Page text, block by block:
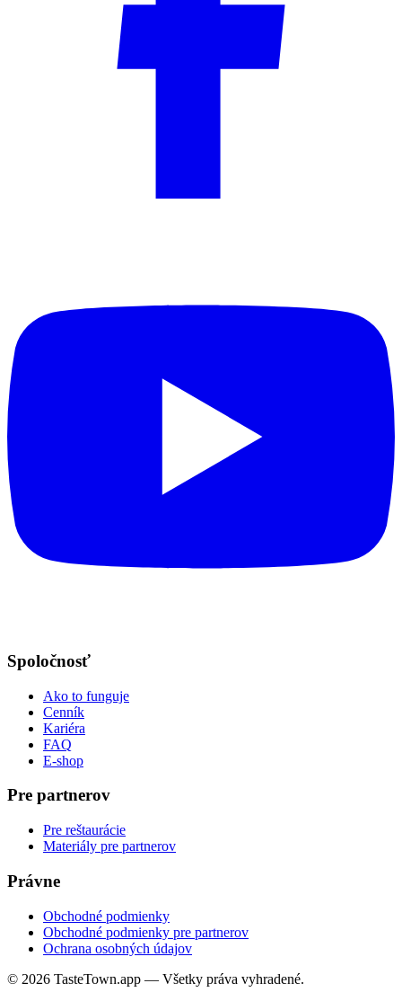
Spoločnosť
Ako to funguje
Cenník
Kariéra
FAQ
E-shop
Pre partnerov
Pre reštaurácie
Materiály pre partnerov
Právne
Obchodné podmienky
Obchodné podmienky pre partnerov
Ochrana osobných údajov
© 2026 TasteTown.app — Všetky práva vyhradené.